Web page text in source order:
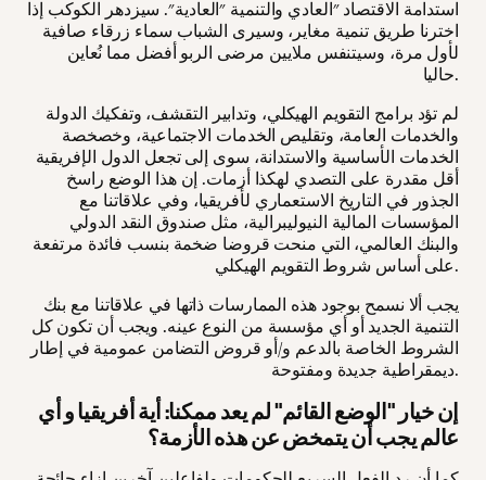
استدامة الاقتصاد "العادي والتنمية "العادية". سيزدهر الكوكب إذا
اخترنا طريق تنمية مغاير، وسيرى الشباب سماء زرقاء صافية
لأول مرة، وسيتنفس ملايين مرضى الربو أفضل مما نُعاين
حاليا.
لم تؤد برامج التقويم الهيكلي، وتدابير التقشف، وتفكيك الدولة
والخدمات العامة، وتقليص الخدمات الاجتماعية، وخصخصة
الخدمات الأساسية والاستدانة، سوى إلى تجعل الدول الإفريقية
أقل مقدرة على التصدي لهكذا أزمات. إن هذا الوضع راسخ
الجذور في التاريخ الاستعماري لأفريقيا، وفي علاقاتنا مع
المؤسسات المالية النيوليبرالية، مثل صندوق النقد الدولي
والبنك العالمي، التي منحت قروضا ضخمة بنسب فائدة مرتفعة
على أساس شروط التقويم الهيكلي.
يجب ألا نسمح بوجود هذه الممارسات ذاتها في علاقاتنا مع بنك
التنمية الجديد أو أي مؤسسة من النوع عينه. ويجب أن تكون كل
الشروط الخاصة بالدعم و/أو قروض التضامن عمومية في إطار
ديمقراطية جديدة ومفتوحة.
إن خيار "الوضع القائم" لم يعد ممكنا: أية أفريقيا و أي
عالم يجب أن يتمخض عن هذه الأزمة؟